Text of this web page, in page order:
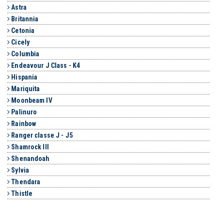
Astra
Britannia
Cetonia
Cicely
Columbia
Endeavour J Class - K4
Hispania
Mariquita
Moonbeam IV
Palinuro
Rainbow
Ranger classe J - J5
Shamrock III
Shenandoah
Sylvia
Thendara
Thistle